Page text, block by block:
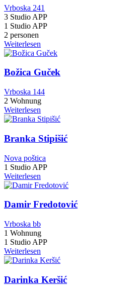
Vrboska 241
3 Studio APP
1 Studio APP
2 personen
Weiterlesen
Božica Guček
Vrboska 144
2 Wohnung
Weiterlesen
Branka Stipišić
Nova poštica
1 Studio APP
Weiterlesen
Damir Fredotović
Vrboska bb
1 Wohnung
1 Studio APP
Weiterlesen
Darinka Keršić